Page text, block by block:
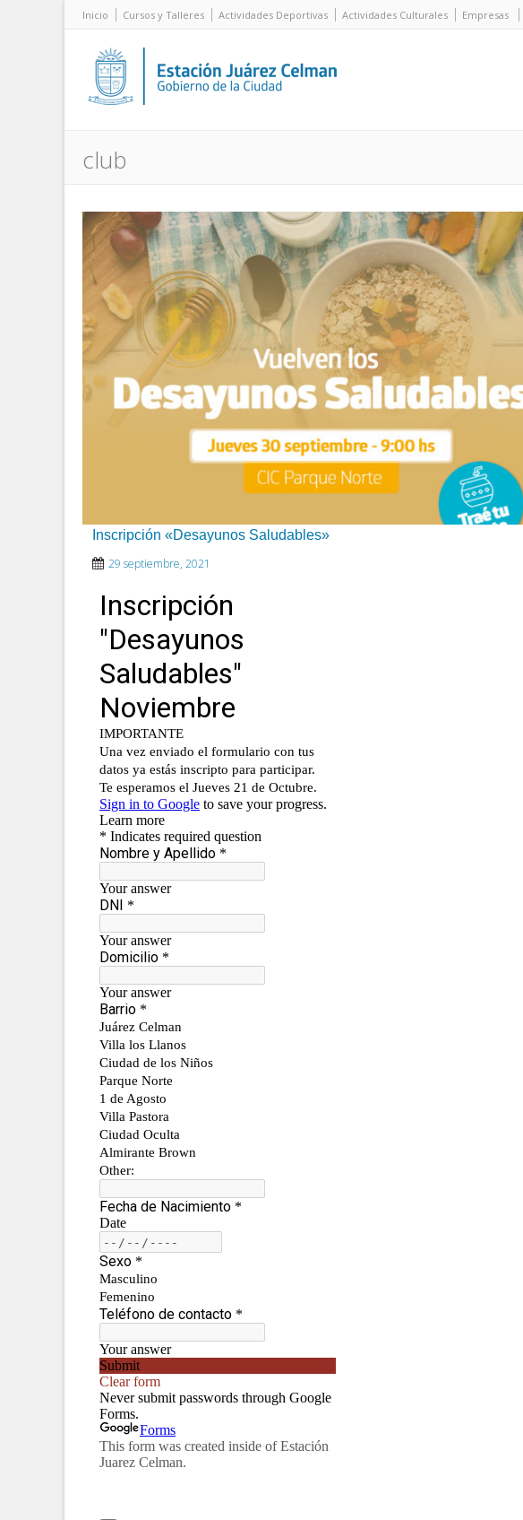
Inicio Cursos y Talleres Actividades Deportivas Actividades Culturales Empresas
club
Inscripción «Desayunos Saludables»
29 septiembre, 2021